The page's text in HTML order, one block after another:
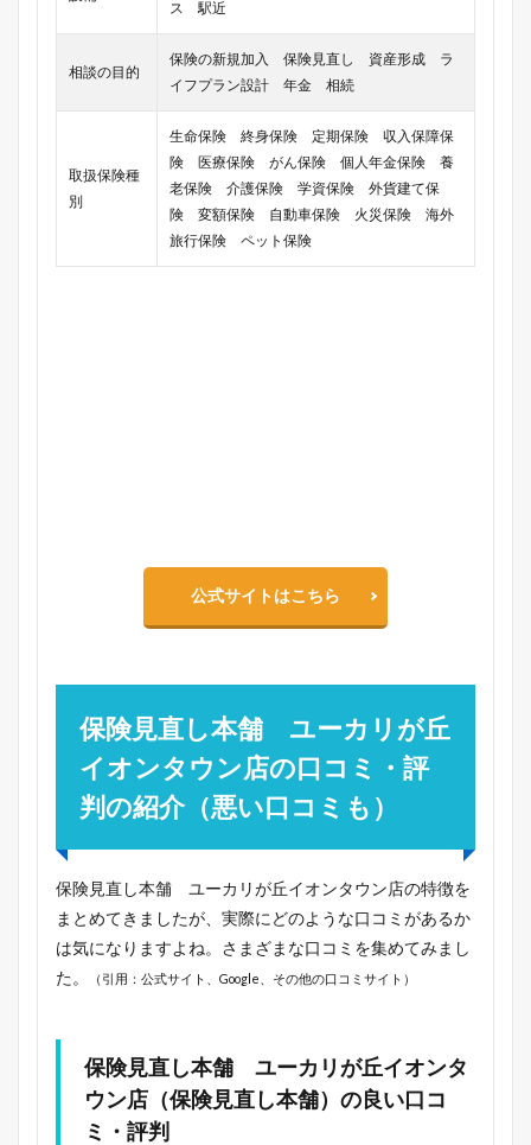
ス 駅近
相談の目的
保険の新規加入 保険見直し 資産形成 ラ
イフプラン設計 年金 相続
取扱保険種
別
生命保険 終身保険 定期保険 収入保障保
険 医療保険 がん保険 個人年金保険 養
老保険 介護保険 学資保険 外貨建て保
険 変額保険 自動車保険 火災保険 海外
旅行保険 ペット保険
公式サイトはこちら
保険見直し本舗 ユーカリが丘
イオンタウン店の口コミ・評
判の紹介（悪い口コミも）
保険見直し本舗 ユーカリが丘イオンタウン店の特徴を
まとめてきましたが、実際にどのような口コミがあるか
は気になりますよね。さまざまな口コミを集めてみまし
た。
（引用：公式サイト、Google、その他の口コミサイト）
保険見直し本舗 ユーカリが丘イオンタ
ウン店（保険見直し本舗）の良い口コ
ミ・評判